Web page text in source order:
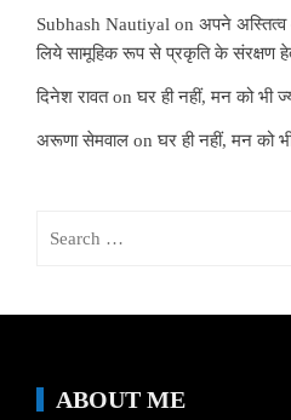
Subhash Nautiyal on अपने
लिये सामूहिक रूप से प्रकृति के संरक्षण
दिनेश रावतonघर ही नहीं, मन को भी
अरूणा सेमवाल onघर ही नहीं, मन को
ABOUT ME